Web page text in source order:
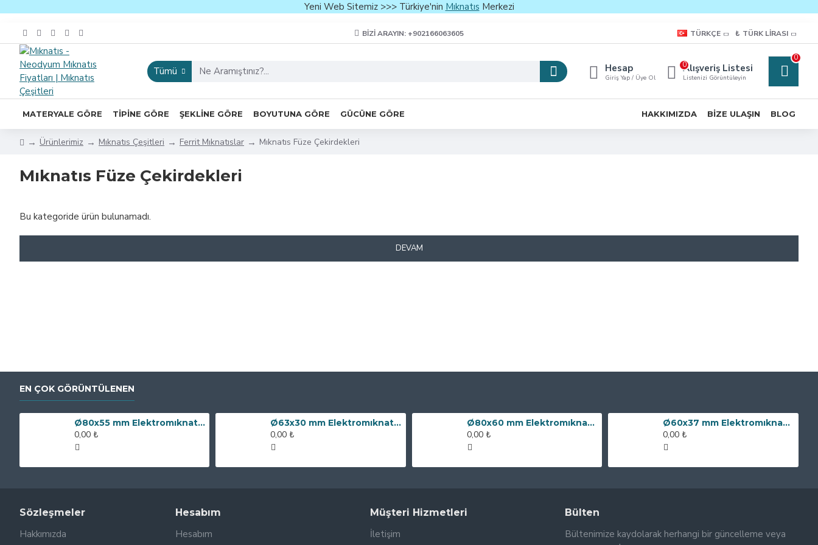
Yeni Web Sitemiz >>> Türkiye'nin Mıknatıs Merkezi
BIZI ARAYIN: +902166063605 TÜRKÇE ₺ TÜRK LIRASI
Tümü Hesap
Giriş Yap / Üye Ol
Alışveriş Listesi
Listenizi Görüntüleyin
0
0
MATERYALE GÖRE TIPINE GÖRE ŞEKLINE GÖRE BOYUTUNA GÖRE GÜCÜNE GÖRE HAKKIMIZDA BIZE ULAŞIN BLOG
Ürünlerimiz Mıknatıs Çeşitleri Ferrit Mıknatıslar Mıknatıs Füze Çekirdekleri
Mıknatıs Füze Çekirdekleri
Bu kategoride ürün bulunamadı.
DEVAM
EN ÇOK GÖRÜNTÜLENEN
Ø80x55 mm Elektromıknatıs - 250 kg Çekim Gücü
0,00 ₺
Ø63x30 mm Elektromıknatıs - 100 kg Çekim Gücü
0,00 ₺
Ø80x60 mm Elektromıknatıs - 240 kg Çekim Gücü
0,00 ₺
Ø60x37 mm Elektromıknatıs - 100 kg Çekim Gücü
0,00 ₺
Sözleşmeler
Hakkımızda
Hesabım
Hesabım
Müşteri Hizmetleri
İletişim
Bülten
Bültenimize kaydolarak herhangi bir güncelleme veya